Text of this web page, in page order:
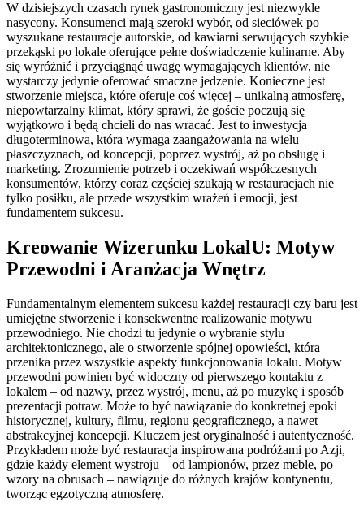
W dzisiejszych czasach rynek gastronomiczny jest niezwykle
nasycony. Konsumenci mają szeroki wybór, od sieciówek po
wyszukane restauracje autorskie, od kawiarni serwujących szybkie
przekąski po lokale oferujące pełne doświadczenie kulinarne. Aby
się wyróżnić i przyciągnąć uwagę wymagających klientów, nie
wystarczy jedynie oferować smaczne jedzenie. Konieczne jest
stworzenie miejsca, które oferuje coś więcej – unikalną atmosferę,
niepowtarzalny klimat, który sprawi, że goście poczują się
wyjątkowo i będą chcieli do nas wracać. Jest to inwestycja
długoterminowa, która wymaga zaangażowania na wielu
płaszczyznach, od koncepcji, poprzez wystrój, aż po obsługę i
marketing. Zrozumienie potrzeb i oczekiwań współczesnych
konsumentów, którzy coraz częściej szukają w restauracjach nie
tylko posiłku, ale przede wszystkim wrażeń i emocji, jest
fundamentem sukcesu.
Kreowanie Wizerunku LokalU: Motyw
Przewodni i Aranżacja Wnętrz
Fundamentalnym elementem sukcesu każdej restauracji czy baru jest
umiejętne stworzenie i konsekwentne realizowanie motywu
przewodniego. Nie chodzi tu jedynie o wybranie stylu
architektonicznego, ale o stworzenie spójnej opowieści, która
przenika przez wszystkie aspekty funkcjonowania lokalu. Motyw
przewodni powinien być widoczny od pierwszego kontaktu z
lokalem – od nazwy, przez wystrój, menu, aż po muzykę i sposób
prezentacji potraw. Może to być nawiązanie do konkretnej epoki
historycznej, kultury, filmu, regionu geograficznego, a nawet
abstrakcyjnej koncepcji. Kluczem jest oryginalność i autentyczność.
Przykładem może być restauracja inspirowana podróżami po Azji,
gdzie każdy element wystroju – od lampionów, przez meble, po
wzory na obrusach – nawiązuje do różnych krajów kontynentu,
tworząc egzotyczną atmosferę.